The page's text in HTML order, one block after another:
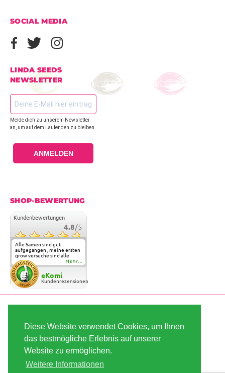
Diese Website verwendet Cookies, um Ihnen
das bestmögliche Erlebnis auf unserer
Website zu ermöglichen.
Weitere Informationen
SOCIAL MEDIA
LINDA SEEDS
NEWSLETTER
Melde dich zu unserem Newsletter
an, um auf dem Laufenden zu bleiben.
ANMELDEN
SHOP-BEWERTUNG
Kundenbewertungen
4.8/5
Alle Samen sind gut
aufgegangen , meine ersten
grow versuche sind alle
geglückt. Die Sorten und
Anbieter Vielfalt
überzeugen sehr . Werde
wohl immer hier bestellen !
Mehr...
eKomi
Kundenrezensionen
SCHNELL VERSENDET